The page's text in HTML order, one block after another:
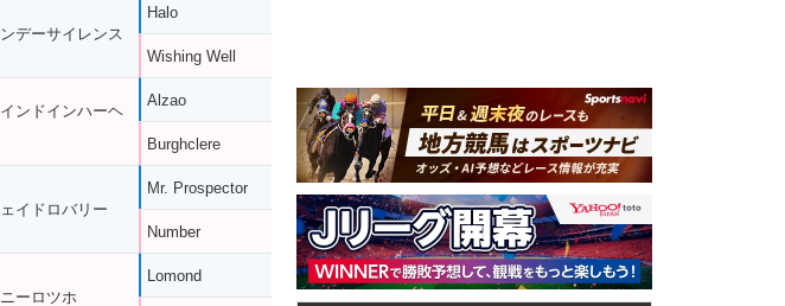
デーサイレンス
ンドインハーヘ
イドロバリー
ーロツホ
Halo
Wishing Well
Alzao
Burghclere
Mr. Prospector
Number
Lomond